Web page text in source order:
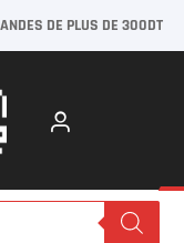
DE PLUS DE 300DT